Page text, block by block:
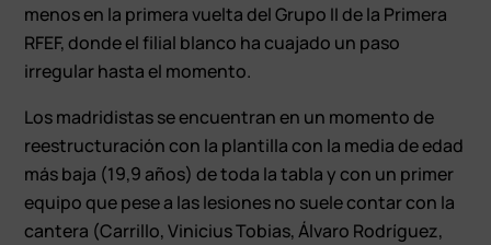
menos en la primera vuelta del Grupo II de la Primera
RFEF, donde el filial blanco ha cuajado un paso
irregular hasta el momento.
Los madridistas se encuentran en un momento de
reestructuración con la plantilla con la media de edad
más baja (19,9 años) de toda la tabla y con un primer
equipo que pese a las lesiones no suele contar con la
cantera (Carrillo, Vinicius Tobias, Álvaro Rodríguez,